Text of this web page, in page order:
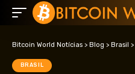
Bitcoin World Notícias > Blog > Brasil >
BRASIL